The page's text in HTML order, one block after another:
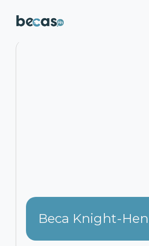
Pasar al contenido principal
Beca Knight-